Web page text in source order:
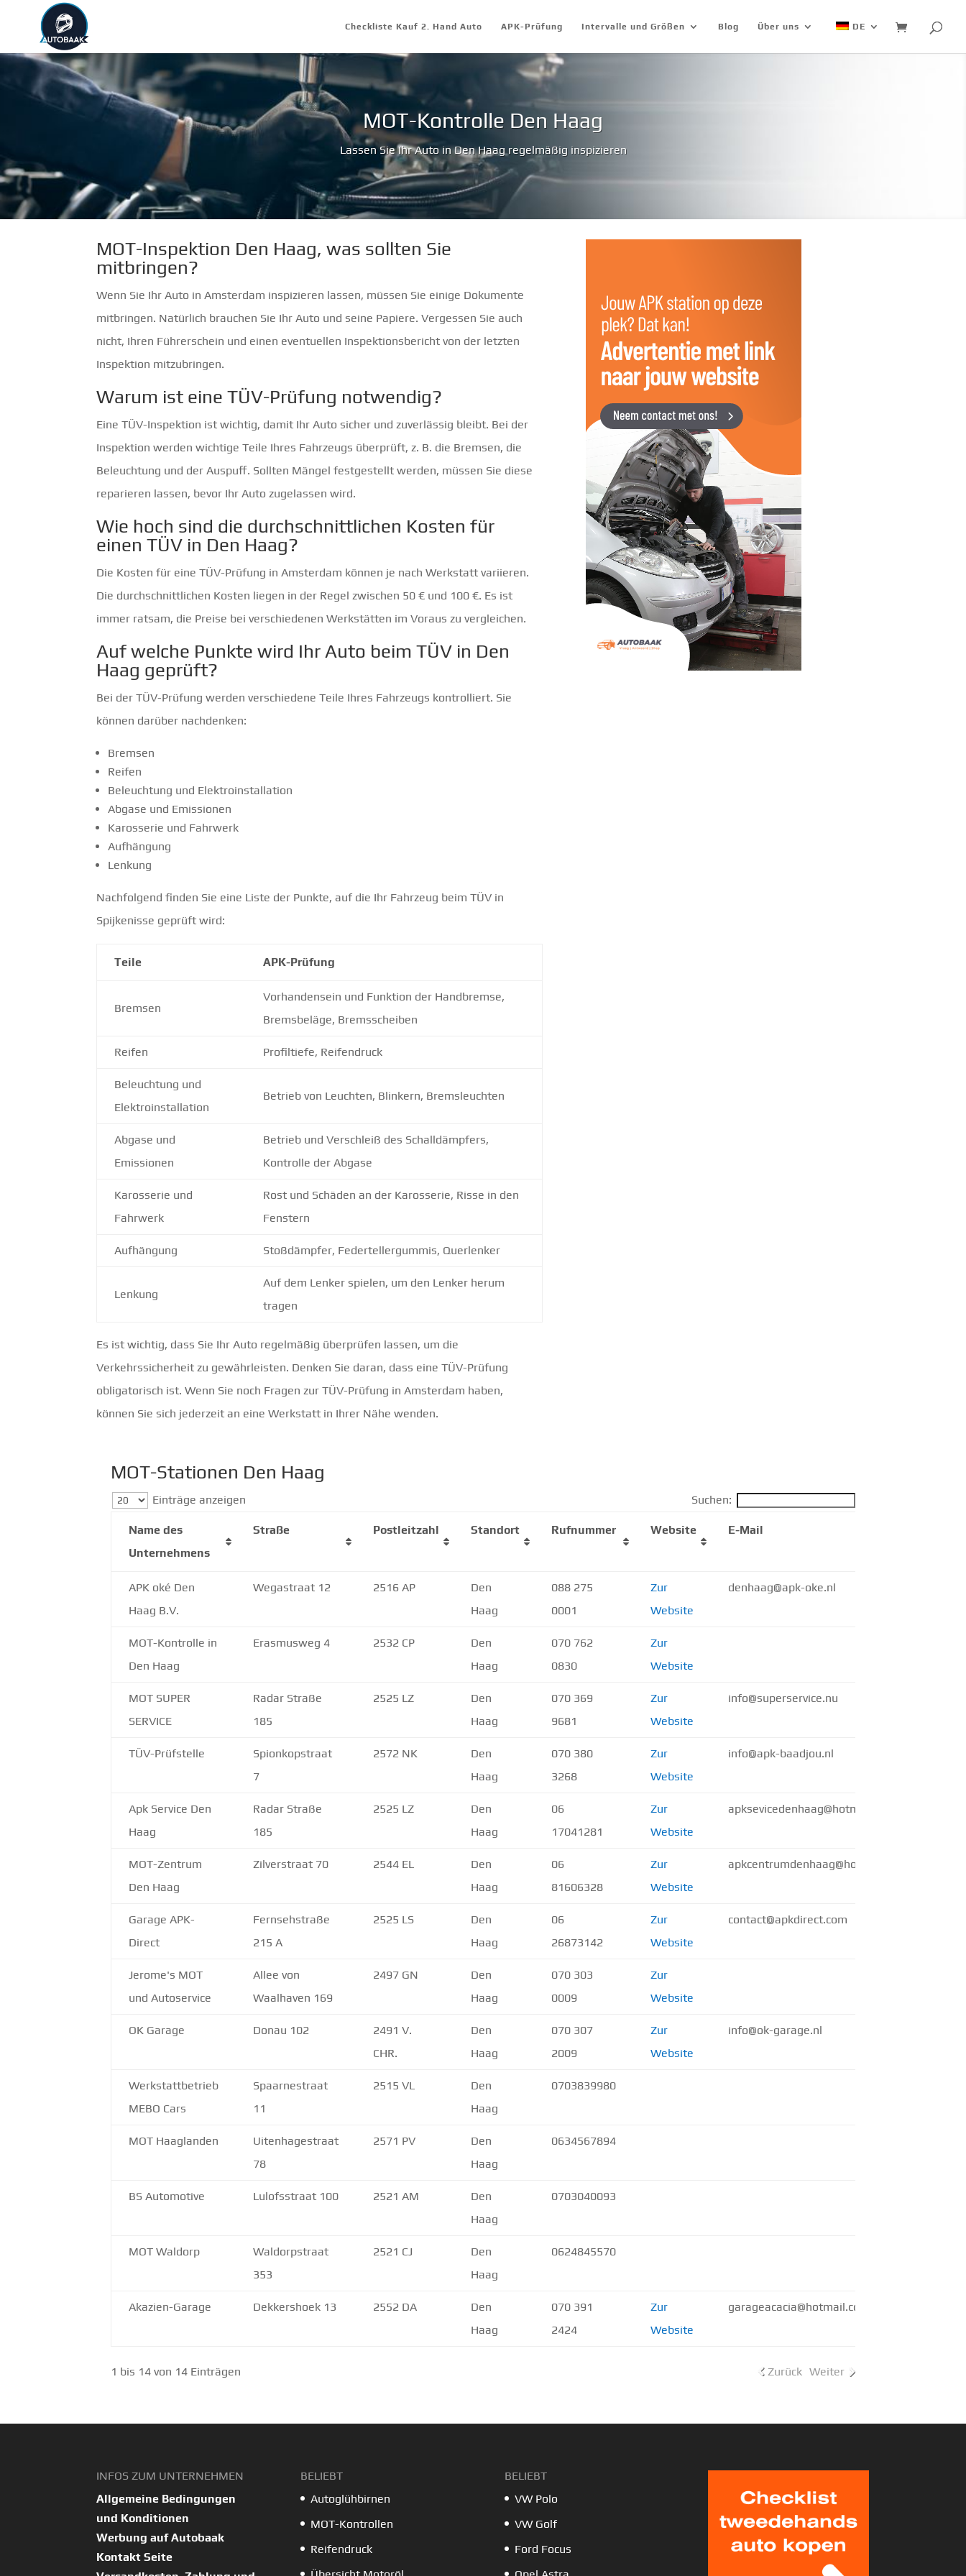
Checkliste Kauf 2. Hand Auto APK-Prüfung Intervalle und Größen Blog Über uns DE
MOT-Kontrolle Den Haag
Lassen Sie Ihr Auto in Den Haag regelmäßig inspizieren
MOT-Inspektion Den Haag, was sollten Sie
mitbringen?
Wenn Sie Ihr Auto in Amsterdam inspizieren lassen, müssen Sie einige Dokumente
mitbringen. Natürlich brauchen Sie Ihr Auto und seine Papiere. Vergessen Sie auch
nicht, Ihren Führerschein und einen eventuellen Inspektionsbericht von der letzten
Inspektion mitzubringen.
Warum ist eine TÜV-Prüfung notwendig?
Eine TÜV-Inspektion ist wichtig, damit Ihr Auto sicher und zuverlässig bleibt. Bei der
Inspektion werden wichtige Teile Ihres Fahrzeugs überprüft, z. B. die Bremsen, die
Beleuchtung und der Auspuff. Sollten Mängel festgestellt werden, müssen Sie diese
reparieren lassen, bevor Ihr Auto zugelassen wird.
Wie hoch sind die durchschnittlichen Kosten für
einen TÜV in Den Haag?
Die Kosten für eine TÜV-Prüfung in Amsterdam können je nach Werkstatt variieren.
Die durchschnittlichen Kosten liegen in der Regel zwischen 50 € und 100 €. Es ist
immer ratsam, die Preise bei verschiedenen Werkstätten im Voraus zu vergleichen.
Auf welche Punkte wird Ihr Auto beim TÜV in Den
Haag geprüft?
Bei der TÜV-Prüfung werden verschiedene Teile Ihres Fahrzeugs kontrolliert. Sie
können darüber nachdenken:
Bremsen
Reifen
Beleuchtung und Elektroinstallation
Abgase und Emissionen
Karosserie und Fahrwerk
Aufhängung
Lenkung
Nachfolgend finden Sie eine Liste der Punkte, auf die Ihr Fahrzeug beim TÜV in
Spijkenisse geprüft wird:
Teile APK-Prüfung
Bremsen
Vorhandensein und Funktion der Handbremse,
Bremsbeläge, Bremsscheiben
Reifen Profiltiefe, Reifendruck
Beleuchtung und
Elektroinstallation
Betrieb von Leuchten, Blinkern, Bremsleuchten
Abgase und
Emissionen
Betrieb und Verschleiß des Schalldämpfers,
Kontrolle der Abgase
Karosserie und
Fahrwerk
Rost und Schäden an der Karosserie, Risse in den
Fenstern
Aufhängung Stoßdämpfer, Federtellergummis, Querlenker
Lenkung
Auf dem Lenker spielen, um den Lenker herum
tragen
Es ist wichtig, dass Sie Ihr Auto regelmäßig überprüfen lassen, um die
Verkehrssicherheit zu gewährleisten. Denken Sie daran, dass eine TÜV-Prüfung
obligatorisch ist. Wenn Sie noch Fragen zur TÜV-Prüfung in Amsterdam haben,
können Sie sich jederzeit an eine Werkstatt in Ihrer Nähe wenden.
MOT-Stationen Den Haag
Einträge anzeigen Suchen:
Name des
Unternehmens
Straße Postleitzahl Standort Rufnummer Website E-Mail
APK oké Den
Haag B.V.
Wegastraat 12 2516 AP
Den
Haag
088 275
0001
Zur
Website
denhaag@apk-oke.nl
MOT-Kontrolle in
Den Haag
Erasmusweg 4 2532 CP
Den
Haag
070 762
0830
Zur
Website
MOT SUPER
SERVICE
Radar Straße
185
2525 LZ
Den
Haag
070 369
9681
Zur
Website
info@superservice.nu
TÜV-Prüfstelle
Spionkopstraat
7
2572 NK
Den
Haag
070 380
3268
Zur
Website
info@apk-baadjou.nl
Apk Service Den
Haag
Radar Straße
185
2525 LZ
Den
Haag
06
17041281
Zur
Website
apksevicedenhaag@hotmail.com
MOT-Zentrum
Den Haag
Zilverstraat 70 2544 EL
Den
Haag
06
81606328
Zur
Website
apkcentrumdenhaag@hotmail.com
Garage APK-
Direct
Fernsehstraße
215 A
2525 LS
Den
Haag
06
26873142
Zur
Website
contact@apkdirect.com
Jerome's MOT
und Autoservice
Allee von
Waalhaven 169
2497 GN
Den
Haag
070 303
0009
Zur
Website
OK Garage Donau 102
2491 V.
CHR.
Den
Haag
070 307
2009
Zur
Website
info@ok-garage.nl
Werkstattbetrieb
MEBO Cars
Spaarnestraat
11
2515 VL
Den
Haag
0703839980
MOT Haaglanden
Uitenhagestraat
78
2571 PV
Den
Haag
0634567894
BS Automotive Lulofsstraat 100 2521 AM
Den
Haag
0703040093
MOT Waldorp
Waldorpstraat
353
2521 CJ
Den
Haag
0624845570
Akazien-Garage Dekkershoek 13 2552 DA
Den
Haag
070 391
2424
Zur
Website
garageacacia@hotmail.com
1 bis 14 von 14 Einträgen Zurück Weiter
INFOS ZUM UNTERNEHMEN
Allgemeine Bedingungen
und Konditionen
Werbung auf Autobaak
Kontakt Seite
BELIEBT
Autoglühbirnen
MOT-Kontrollen
Reifendruck
BELIEBT
VW Polo
VW Golf
Ford Focus